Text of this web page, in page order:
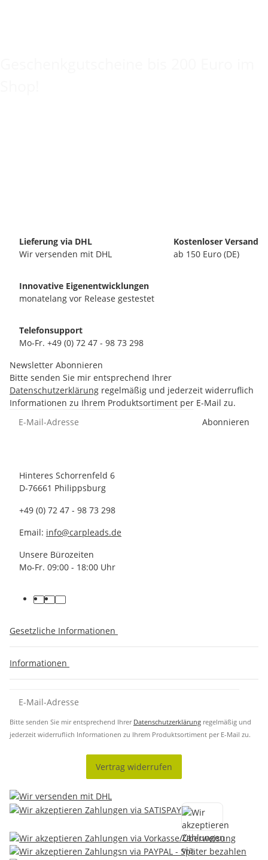
Lieferung via DHL
Wir versenden mit DHL
Kostenloser Versand
ab 150 Euro (DE)
Innovative Eigenentwicklungen
monatelang vor Release gestestet
Telefonsupport
Mo-Fr. +49 (0) 72 47 - 98 73 298
Newsletter Abonnieren
Bitte senden Sie mir entsprechend Ihrer
Datenschutzerklärung regelmäßig und jederzeit widerruflich
Informationen zu Ihrem Produktsortiment per E-Mail zu.
Abonnieren
Hinteres Schorrenfeld 6
D-76661 Philippsburg
+49 (0) 72 47 - 98 73 298
Email: info@carpleads.de
Unsere Bürozeiten
Mo-Fr. 09:00 - 18:00 Uhr
Gesetzliche Informationen
Informationen
Bitte senden Sie mir entsprechend Ihrer Datenschutzerklärung regelmäßig und
jederzeit widerruflich Informationen zu Ihrem Produktsortiment per E-Mail zu.
Vertrag widerrufen